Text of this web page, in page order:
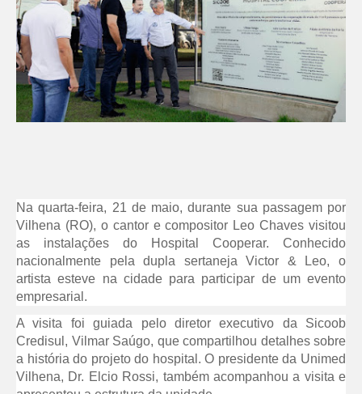
Na quarta-feira, 21 de maio, durante sua passagem por
Vilhena (RO), o cantor e compositor Leo Chaves visitou
as instalações do Hospital Cooperar. Conhecido
nacionalmente pela dupla sertaneja Victor & Leo, o
artista esteve na cidade para participar de um evento
empresarial.
A visita foi guiada pelo diretor executivo da Sicoob
Credisul, Vilmar Saúgo, que compartilhou detalhes sobre
a história do projeto do hospital. O presidente da Unimed
Vilhena, Dr. Elcio Rossi, também acompanhou a visita e